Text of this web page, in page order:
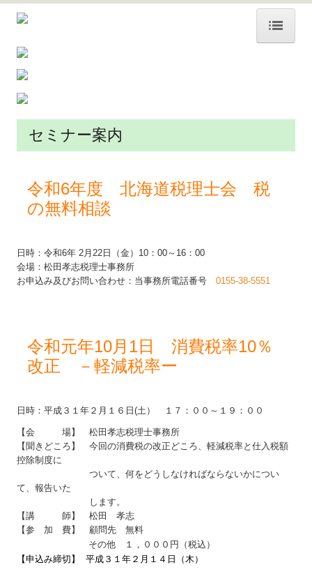
採用ぺージ
セミナー案内
令和6年度 北海道税理士会 税
の無料相談
日時：令和6年 2月22日（金）10：00～16：00
会場：松田孝志税理士事務所
お申込み及びお問い合わせ：当事務所電話番号0155-38-5551
令和元年10月1日 消費税率10％
改正 －軽減税率ー
日時：平成３１年２月１６日(土） １７：００～１９：００
【会 場】 松田孝志税理士事務所
【聞きどころ】 今回の消費税の改正どころ、軽減税率と仕入税額
控除制度に
ついて、何をどうしなければならないかについ
て、報告いた
します。
【講 師】 松田 孝志
【参 加 費】 顧問先 無料
その他 １，０００円（税込）
【申込み締切】 平成３１年２月１４日（木）